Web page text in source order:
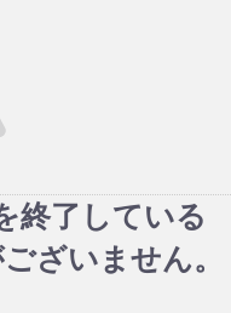
終了している
ざいません。